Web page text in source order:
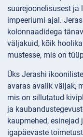
suurejoonelisusest ja
impeeriumi ajal.
kolonnaadidega
väljakuid, kõik
mustesse, mis on
Üks Jerashi
avaras avalik väljak,
mis on sillutatud
ja
kaupmehed,
igapäevaste